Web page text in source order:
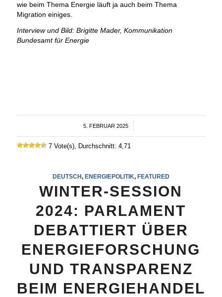
wie beim Thema Energie läuft ja auch beim Thema
Migration einiges.
Interview und Bild: Brigitte Mader, Kommunikation
Bundesamt für Energie
5. FEBRUAR 2025
/
7 Vote(s), Durchschnitt: 4,71
DEUTSCH ENERGIEPOLITIK FEATURED
WINTER-SESSION
2024: PARLAMENT
DEBATTIERT ÜBER
ENERGIEFORSCHUNG
UND TRANSPARENZ
BEIM ENERGIEHANDEL